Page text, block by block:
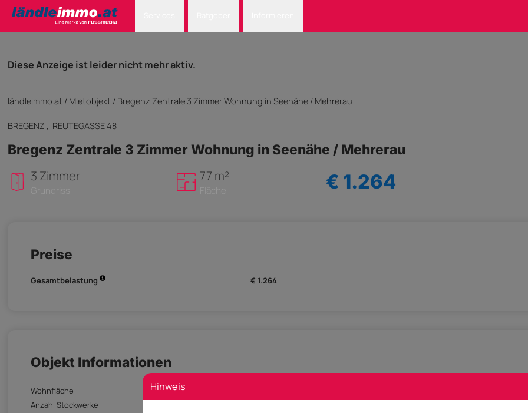
Diese Anzeige ist leider nicht mehr aktiv.
ländleimmo.at / Mietobjekt / Bregenz Zentrale 3 Zimmer Wohnung in Seenähe / Mehrerau
BREGENZ , REUTEGASSE 48
Bregenz Zentrale 3 Zimmer Wohnung in Seenähe / Mehrerau
3 Zimmer
Grundriss
77 m²
Fläche € 1.264
Preise
Gesamtbelastung € 1.264
Objekt Informationen
Wohnfläche
Anzahl Stockwerke
Hinweis